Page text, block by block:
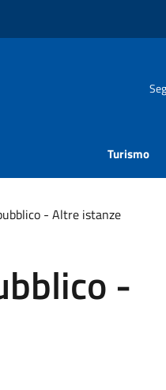
Turismo
- Altre istanze
-